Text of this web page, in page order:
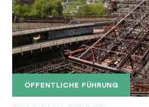
ÖFFENTLICHE FÜHRUNG
Der Erzschrägaufzug der
Copyright: